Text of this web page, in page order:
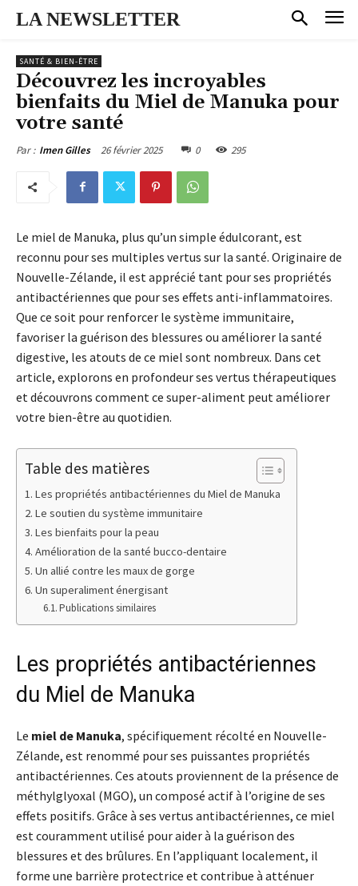
LA NEWSLETTER
SANTÉ & BIEN-ÊTRE
Découvrez les incroyables
bienfaits du Miel de Manuka pour
votre santé
Par : Imen Gilles 26 février 2025 0 295
Le miel de Manuka, plus qu’un simple édulcorant, est
reconnu pour ses multiples vertus sur la santé. Originaire de
Nouvelle-Zélande, il est apprécié tant pour ses propriétés
antibactériennes que pour ses effets anti-inflammatoires.
Que ce soit pour renforcer le système immunitaire,
favoriser la guérison des blessures ou améliorer la santé
digestive, les atouts de ce miel sont nombreux. Dans cet
article, explorons en profondeur ses vertus thérapeutiques
et découvrons comment ce super-aliment peut améliorer
votre bien-être au quotidien.
Table des matières
Les propriétés antibactériennes du Miel de Manuka
Le soutien du système immunitaire
Les bienfaits pour la peau
Amélioration de la santé bucco-dentaire
Un allié contre les maux de gorge
Un superaliment énergisant
Publications similaires
Les propriétés antibactériennes
du Miel de Manuka
Le miel de Manuka, spécifiquement récolté en Nouvelle-
Zélande, est renommé pour ses puissantes propriétés
antibactériennes. Ces atouts proviennent de la présence de
méthylglyoxal (MGO), un composé actif à l’origine de ses
effets positifs. Grâce à ses vertus antibactériennes, ce miel
est couramment utilisé pour aider à la guérison des
blessures et des brûlures. En l’appliquant localement, il
forme une barrière protectrice et contribue à atténuer